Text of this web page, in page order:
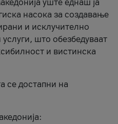
уште еднаш ја
насока за создавање
и исклучително
што обезбедуваат
и вистинска
се достапни на